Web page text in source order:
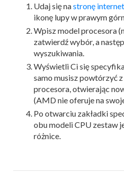
Udaj się nastronę
ikonę lupy w prawym
Wpisz model procesora
zatwierdź wybór, a
wyszukiwania.
Wyświetli Ci się
samo musisz powtórzyć
procesora, otwierając
(AMD nie oferuje na
Po otwarciu zakładki
obu modeli CPU zestaw
różnice.